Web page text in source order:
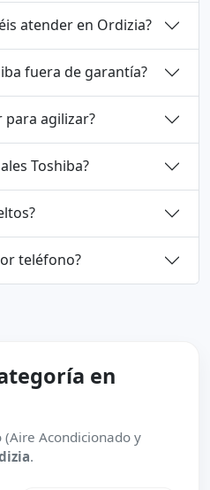
atender en Ordizia?
fuera de garantía?
para agilizar?
Toshiba?
teléfono?
en
(Aire Acondicionado y
.